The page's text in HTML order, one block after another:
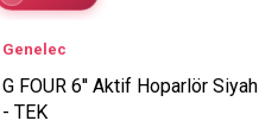
Genelec
G FOUR 6'' Aktif Hoparlör Siyah
- TEK